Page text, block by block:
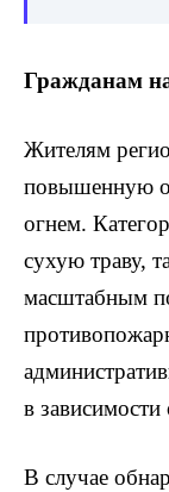
Гражданам
Жителям
повышенную
огнем.
сухую траву,
масштабным
в зависимости
В случае